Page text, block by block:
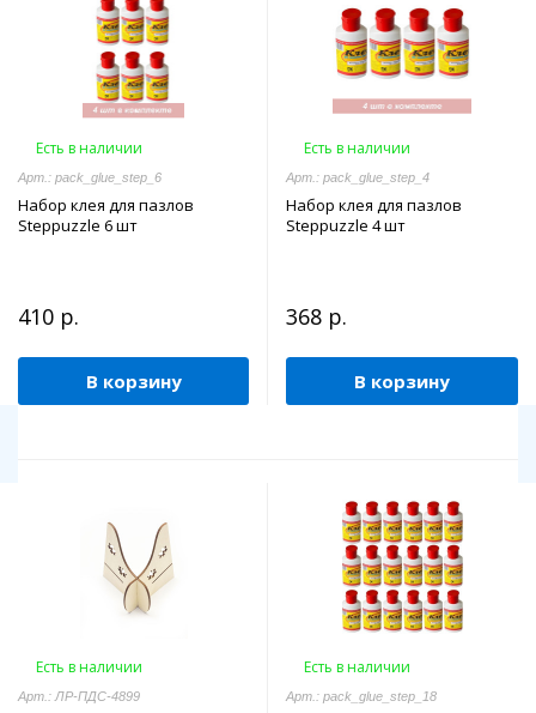
Есть в наличии
Арт.: pack_glue_step_6
Набор клея для пазлов
Steppuzzle 6 шт
410 р.
В корзину
Есть в наличии
Арт.: pack_glue_step_4
Набор клея для пазлов
Steppuzzle 4 шт
368 р.
В корзину
Есть в наличии
Арт.: ЛР-ПДС-4899
Есть в наличии
Арт.: pack_glue_step_18